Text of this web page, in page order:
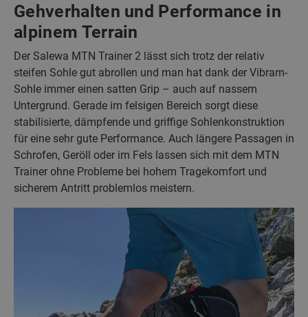
Gehverhalten und Performance in
alpinem Terrain
Der Salewa MTN Trainer 2 lässt sich trotz der relativ
steifen Sohle gut abrollen und man hat dank der Vibram-
Sohle immer einen satten Grip – auch auf nassem
Untergrund. Gerade im felsigen Bereich sorgt diese
stabilisierte, dämpfende und griffige Sohlenkonstruktion
für eine sehr gute Performance. Auch längere Passagen in
Schrofen, Geröll oder im Fels lassen sich mit dem MTN
Trainer ohne Probleme bei hohem Tragekomfort und
sicherem Antritt problemlos meistern.